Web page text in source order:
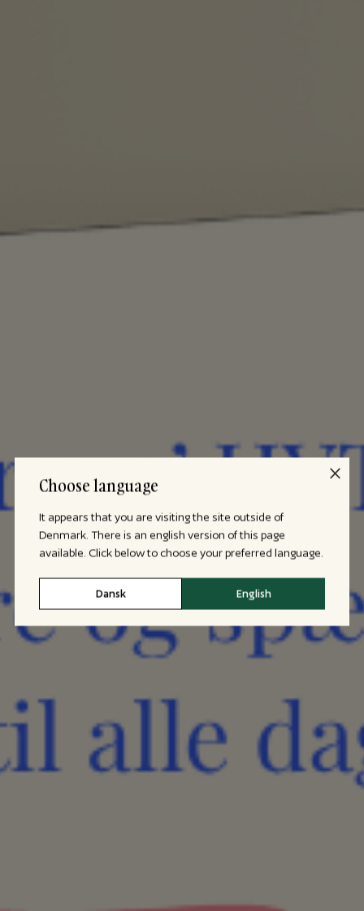
Choose language
It appears that you are visiting the site outside of
Denmark. There is an english version of this page
available. Click below to choose your preferred language.
Dansk English